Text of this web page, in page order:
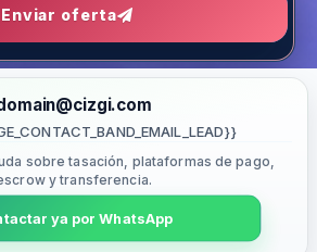
Enviar oferta
sobre tasación, plataformas de pago,
y transferencia.
ya por WhatsApp